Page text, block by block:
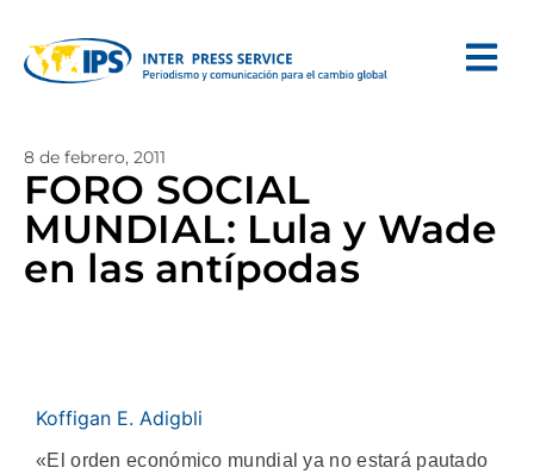
8 de febrero, 2011
FORO SOCIAL
MUNDIAL: Lula y Wade
en las antípodas
Koffigan E. Adigbli
«El orden económico mundial ya no estará pautado